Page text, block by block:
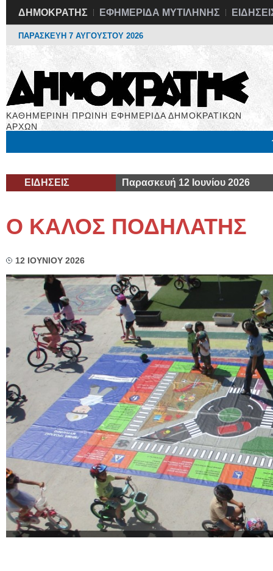
ΔΗΜΟΚΡΑΤΗΣ ΕΦΗΜΕΡΙΔΑ ΜΥΤΙΛΗΝΗΣ
ΠΑΡΑΣΚΕΥΗ 7 ΑΥΓΟΥΣΤΟΥ 2026
ΚΑΘΗΜΕΡΙΝΗ ΠΡΩΙΝΗ ΕΦΗΜΕΡΙΔΑ ΔΗΜΟΚΡΑΤΙΚΩΝ
ΑΡΧΩΝ
ΕΙΔΗΣΕΙΣ Παρασκευή 12 Ιουνίου 2026
Ο ΚΑΛΟΣ ΠΟΔΗΛΑΤΗΣ
12 ΙΟΥΝΙΟΥ 2026